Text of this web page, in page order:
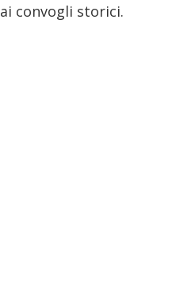
ai convogli storici.